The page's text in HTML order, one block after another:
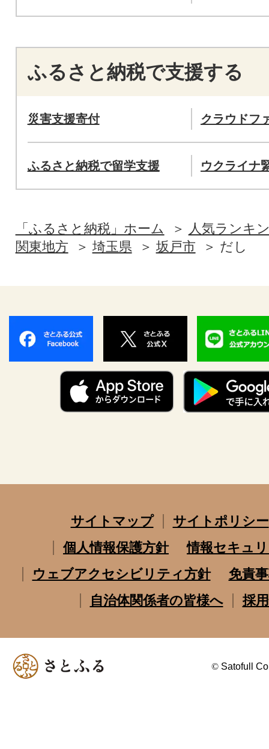
ふるさと納税で支援する
災害支援寄付 クラウドフ
ふるさと納税で留学支援 ウクライナ
「ふるさと納税」ホーム
人気ランキ
関東地方
埼玉県 坂戸市 だし
サイトマップ
サイトポリシー
個人情報保護方針
情報セキュ
ウェブアクセシビリティ方針
免責
自治体関係者の皆様へ
採
© Satofull